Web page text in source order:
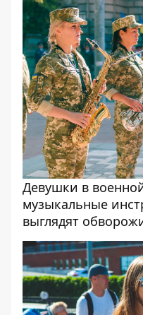
Девушки в
музыкальные
выглядят